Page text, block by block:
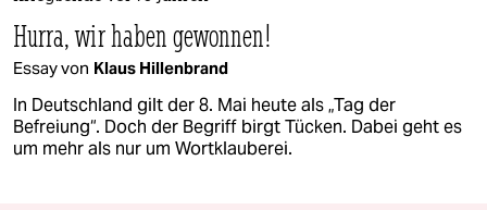
Hurra, wir haben gewonnen!
Essay von Klaus Hillenbrand
In Deutschland gilt der 8. Mai heute als „Tag der
Befreiung“. Doch der Begriff birgt Tücken. Dabei geht es
um mehr als nur um Wortklauberei.